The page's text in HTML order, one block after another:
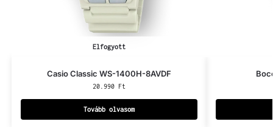
Elfogyott
Casio Classic WS-1400H-8AVDF
20.990 Ft
Tovább olvasom